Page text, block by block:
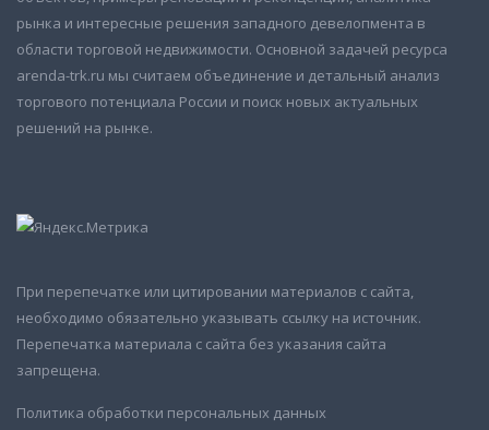
рынка и интересные решения западного девелопмента в
области торговой недвижимости. Основной задачей ресурса
arenda-trk.ru мы считаем объединение и детальный анализ
торгового потенциала России и поиск новых актуальных
решений на рынке.
При перепечатке или цитировании материалов с сайта,
необходимо обязательно указывать ссылку на источник.
Перепечатка материала с сайта без указания сайта
запрещена.
Политика обработки персональных данных